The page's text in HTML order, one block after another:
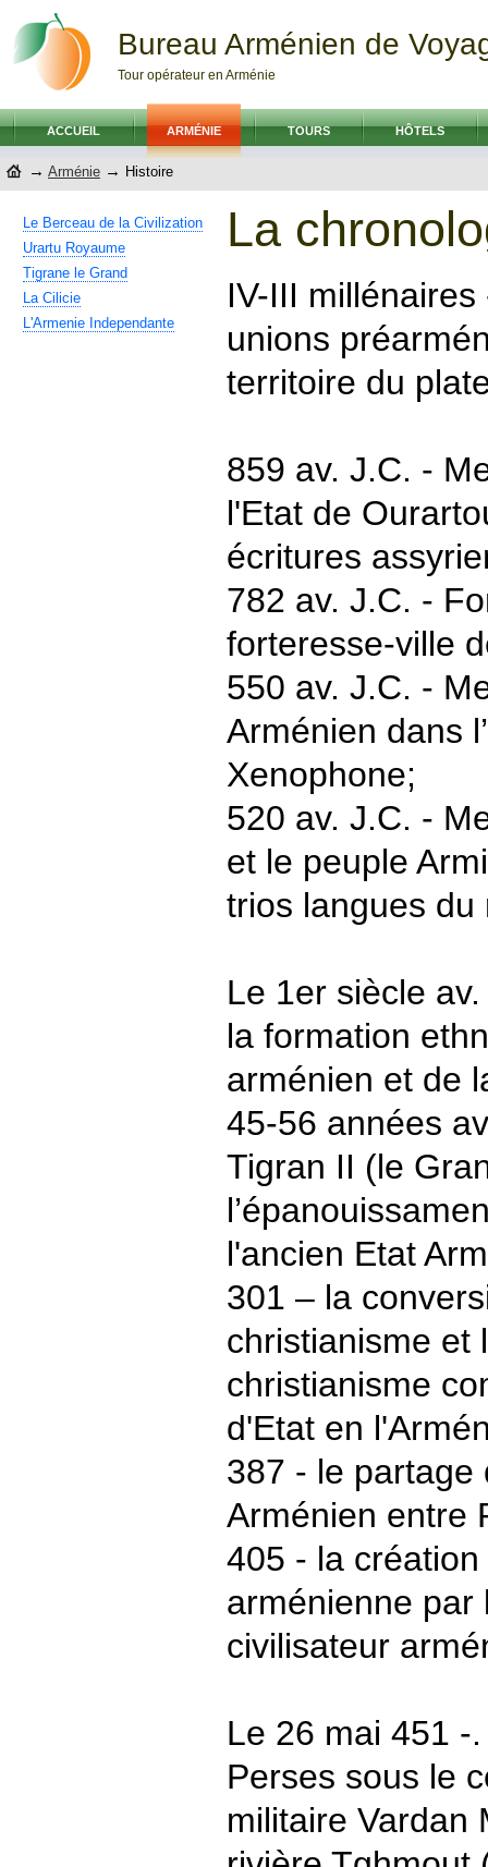
Bureau Arménien de
Tour opérateur en Arménie
ACCUEIL ARMÉNIE TOURS HÔTELS
→ Arménie → Histoire
Le Berceau de la Civilization
Urartu Royaume
Tigrane le Grand
La Cilicie
L'Armenie Independante
La
IV-III
unions
territoire du
859 av. J.C. -
l'Etat de
écritures
782 av. J.C. -
forteresse-ville
550 av. J.C. -
Arménien dans
Xenophone;
520 av. J.C. -
et le peuple
trios langues
Le 1er siècle
la formation
arménien et de
45-56 années
Tigran II (le
l'ancien Etat
301 – la
christianisme et
christianisme
d'Etat en
387 - le partage
Arménien entre
405 - la
arménienne par
civilisateur
Le 26 mai 451 -
Perses sous le
militaire Vardan